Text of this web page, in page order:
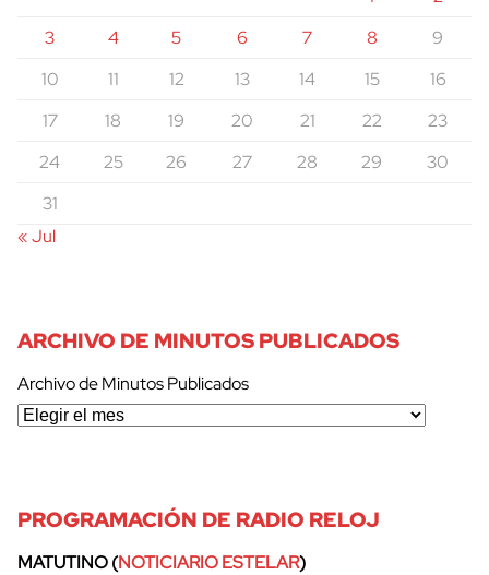
3
4 5 6 7 8
9
10
11 12 13 14 15
16
17
18 19 20 21 22
23
24
25 26 27 28 29
30
31
« Jul
ARCHIVO DE MINUTOS PUBLICADOS
Archivo de Minutos Publicados
PROGRAMACIÓN DE RADIO RELOJ
MATUTINO (NOTICIARIO ESTELAR)